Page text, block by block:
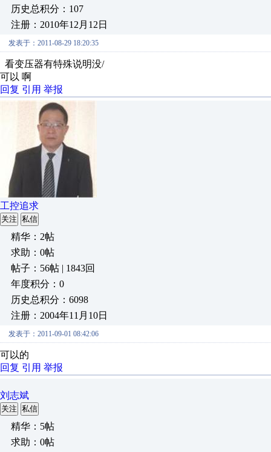
历史总积分：107
注册：2010年12月12日
发表于：2011-08-29 18:20:35
看变压器有特殊说明没/
可以 啊
回复 引用 举报
工控追求
关注 私信
精华：2帖
求助：0帖
帖子：56帖 | 1843回
年度积分：0
历史总积分：6098
注册：2004年11月10日
发表于：2011-09-01 08:42:06
可以的
回复 引用 举报
刘志斌
关注 私信
精华：5帖
求助：0帖